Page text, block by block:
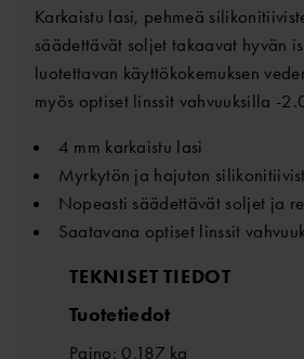
Karkaistu lasi, pehmeä
säädettävät soljet takaavat hyvän
luotettavan käyttökokemuksen
myös optiset linssit vahvuuksilla -
4 mm karkaistu lasi
Myrkytön ja hajuton
Nopeasti säädettävät soljet ja
Saatavana optiset linssit
TEKNISET TIEDOT
Tuotetiedot
Paino: 0,187 kg